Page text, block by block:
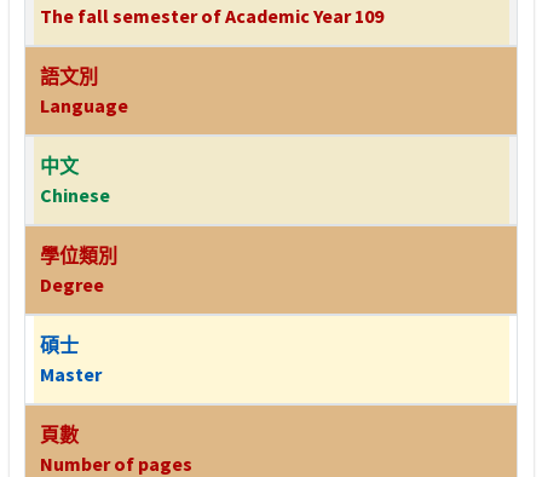
The fall semester of Academic Year 109
語文別
Language
中文
Chinese
學位類別
Degree
碩士
Master
頁數
Number of pages